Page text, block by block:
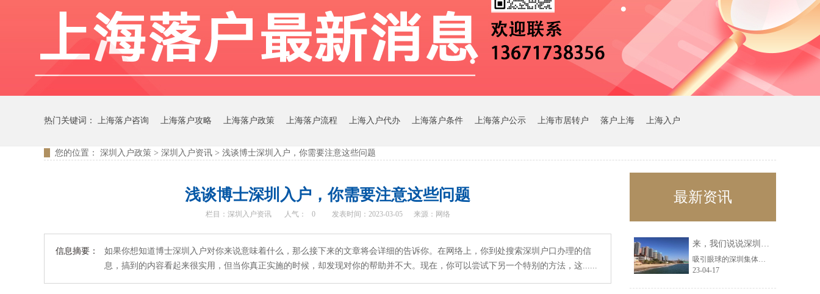
热门关键词： 上海落户咨询 上海落户攻略 上海落户政策 上海落户流程 上海入户代办 上海落户条件 上海落户公示 上海市居转户 落户上海 上海入户
您的位置： 深圳入户政策 > 深圳入户资讯 > 浅谈博士深圳入户，你需要注意这些问题
浅谈博士深圳入户，你需要注意这些问题
栏目： 深圳入户资讯 人气： 0 发表时间：2023-03-05 来源：网络
信息摘要：
如果你想知道博士深圳入户对你来说意味着什么，那么接下来的文章将会详细的告诉你。在网络上，你到处搜索深圳户口办理的信
息，搞到的内容看起来很实用，但当你真正实施的时候，却发现对你的帮助并不大。现在，你可以尝试下另一个特别的方法，这......
最新资讯
来，我们说说深圳集体户口辞职迁到人才市场问题解决之道！
吸引眼球的深圳集体户口辞职迁到人才市场信息非常多，但对你来说没什么用，接下来......
23-04-17